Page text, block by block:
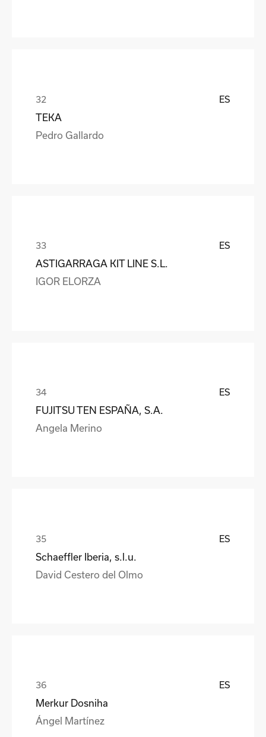
ES
TEKA
Pedro Gallardo
ES
ASTIGARRAGA KIT LINE S.L.
IGOR ELORZA
ES
FUJITSU TEN ESPAÑA, S.A.
Angela Merino
ES
Schaeffler Iberia, s.l.u.
David Cestero del Olmo
ES
Merkur Dosniha
Ángel Martínez